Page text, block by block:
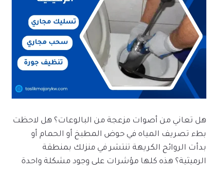
هل تعاني من أصوات مزعجة من البالوعات؟ هل لاحظت
بطء تصريف المياه في حوض المطبخ أو الحمام أو
بدأت الروائح الكريهة تنتشر في منزلك بمنطقة
الرميثية؟ هذه كلها مؤشرات على وجود مشكلة واحدة